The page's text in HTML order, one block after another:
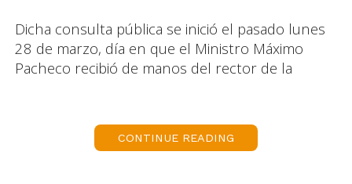
Dicha consulta pública se inició el pasado lunes
28 de marzo, día en que el Ministro Máximo
Pacheco recibió de manos del rector de la
Ruta Energética, Magallanes 2050, actividad que
se llevó a cabo en la Sala Terra Australis de esa
CONTINUE READING